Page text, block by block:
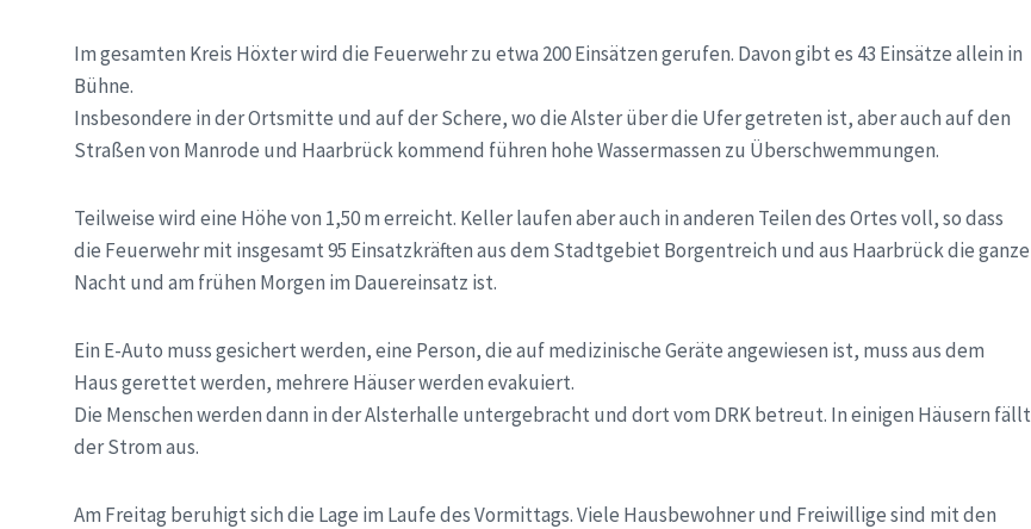
Im gesamten Kreis Höxter wird die Feuerwehr zu etwa 200 Einsätzen gerufen. Davon gibt es 43 Einsätze allein in
Bühne.
Insbesondere in der Ortsmitte und auf der Schere, wo die Alster über die Ufer getreten ist, aber auch auf den
Straßen von Manrode und Haarbrück kommend führen hohe Wassermassen zu Überschwemmungen.
Teilweise wird eine Höhe von 1,50 m erreicht. Keller laufen aber auch in anderen Teilen des Ortes voll, so dass
die Feuerwehr mit insgesamt 95 Einsatzkräften aus dem Stadtgebiet Borgentreich und aus Haarbrück die ganze
Nacht und am frühen Morgen im Dauereinsatz ist.
Ein E-Auto muss gesichert werden, eine Person, die auf medizinische Geräte angewiesen ist, muss aus dem
Haus gerettet werden, mehrere Häuser werden evakuiert.
Die Menschen werden dann in der Alsterhalle untergebracht und dort vom DRK betreut. In einigen Häusern fällt
der Strom aus.
Am Freitag beruhigt sich die Lage im Laufe des Vormittags. Viele Hausbewohner und Freiwillige sind mit den